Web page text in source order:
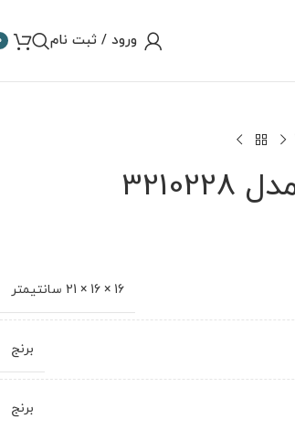
ورود / ثبت نام
16 × 16 × 21 سانتیمتر
برنج
برنج